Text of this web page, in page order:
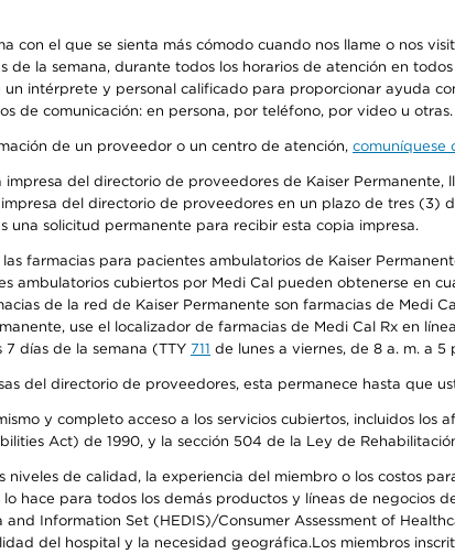
con el que se sienta más cómodo cuando nos llame o nos
de la semana, durante todos los horarios de atención en
un intérprete y personal calificado para proporcionar ayuda
de comunicación: en persona, por teléfono, por video u otras.
de un proveedor o un centro de atención, comuníquese
del directorio de proveedores de Kaiser
del directorio de proveedores en un plazo de tres (3)
una solicitud permanente para recibir esta copia impresa.
farmacias para pacientes ambulatorios de Kaiser
ambulatorios cubiertos por Medi Cal pueden obtenerse en
de la red de Kaiser Permanente son farmacias de Medi
use el localizador de farmacias de Medi Cal Rx en
7 días de la semana (TTY 711 de lunes a viernes, de 8 a. m. a 5
del directorio de proveedores, esta permanece hasta que
y completo acceso a los servicios cubiertos, incluidos
Act) de 1990, y la sección 504 de la Ley de
niveles de calidad, la experiencia del miembro o los costos
hace para todos los demás productos y líneas de negocios
Information Set (HEDIS)/Consumer Assessment of
del hospital y la necesidad geográfica.Los miembros